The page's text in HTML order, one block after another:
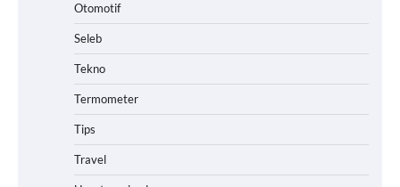
Otomotif
Seleb
Tekno
Termometer
Tips
Travel